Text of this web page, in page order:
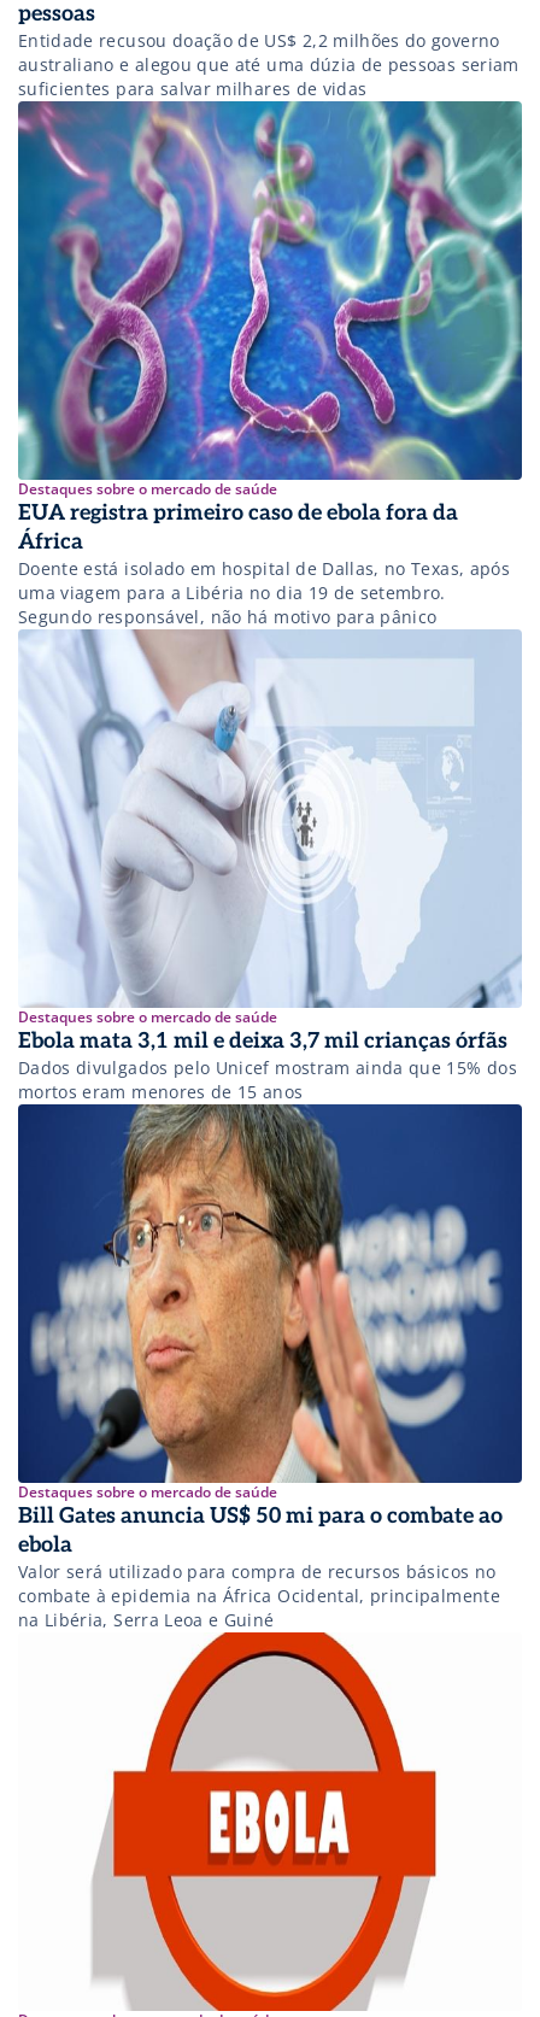
pessoas
Entidade recusou doação de US$ 2,2 milhões do governo
australiano e alegou que até uma dúzia de pessoas seriam
suficientes para salvar milhares de vidas
Destaques sobre o mercado de saúde
EUA registra primeiro caso de ebola fora da
África
Doente está isolado em hospital de Dallas, no Texas, após
uma viagem para a Libéria no dia 19 de setembro.
Segundo responsável, não há motivo para pânico
Destaques sobre o mercado de saúde
Ebola mata 3,1 mil e deixa 3,7 mil crianças órfãs
Dados divulgados pelo Unicef mostram ainda que 15% dos
mortos eram menores de 15 anos
Destaques sobre o mercado de saúde
Bill Gates anuncia US$ 50 mi para o combate ao
ebola
Valor será utilizado para compra de recursos básicos no
combate à epidemia na África Ocidental, principalmente
na Libéria, Serra Leoa e Guiné